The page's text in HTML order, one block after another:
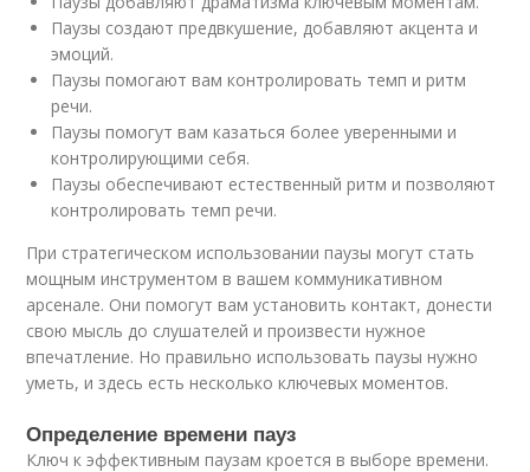
Паузы создают предвкушение, добавляют акцента и
эмоций.
Паузы помогают вам контролировать темп и ритм
речи.
Паузы помогут вам казаться более уверенными и
контролирующими себя.
Паузы обеспечивают естественный ритм и позволяют
контролировать темп речи.
При стратегическом использовании паузы могут стать
мощным инструментом в вашем коммуникативном
арсенале. Они помогут вам установить контакт, донести
свою мысль до слушателей и произвести нужное
впечатление. Но правильно использовать паузы нужно
уметь, и здесь есть несколько ключевых моментов.
Определение времени пауз
Ключ к эффективным паузам кроется в выборе времени.